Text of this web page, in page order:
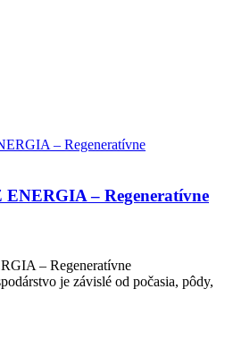
– Regeneratívne
– Regeneratívne
je závislé od počasia, pôdy,